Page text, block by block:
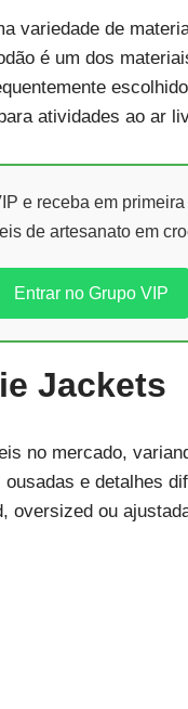
variedade de
é um dos
atividades ao ar
e receba em
de artesanato em
Entrar no Grupo VIP
Jackets
no mercado,
e detalhes
ou